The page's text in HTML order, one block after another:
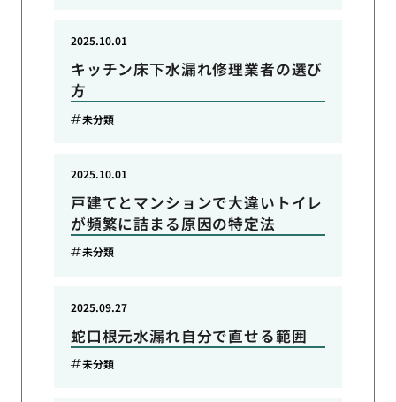
キッチン床下水漏れ修理業者の選び
方
2025.10.01
未分類
戸建てとマンションで大違いトイレ
が頻繁に詰まる原因の特定法
2025.10.01
未分類
蛇口根元水漏れ自分で直せる範囲
2025.09.27
未分類